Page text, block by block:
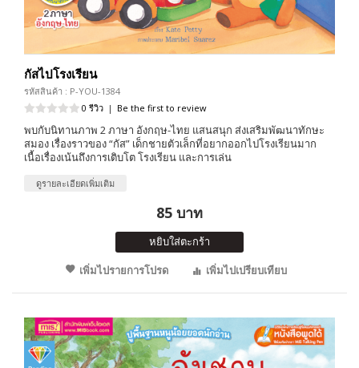
กัสไปโรงเรียน
รหัสสินค้า : P-YOU-1384
0 รีวิว | Be the first to review
พบกับนิทานภาพ 2 ภาษา อังกฤษ-ไทย แสนสนุก ส่งเสริมพัฒนาทักษะ
สมอง เรื่องราวของ “กัส” เด็กชายตัวเล็กที่อยากออกไปโรงเรียนมาก
เนื้อเรื่องเน้นถึงการเติบโต โรงเรียน และการเล่น
ดูรายละเอียดเพิ่มเติม
85 บาท
หยิบใส่ตะกร้า
เพิ่มไปรายการโปรด
เพิ่มไปเปรียบเทียบ